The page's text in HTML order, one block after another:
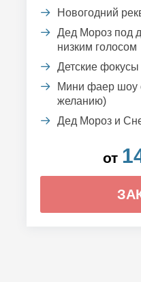
Новогодний
Дед Мороз под
низким голосом
Детские
Мини фаер шоу
желанию)
Дед Мороз и
от